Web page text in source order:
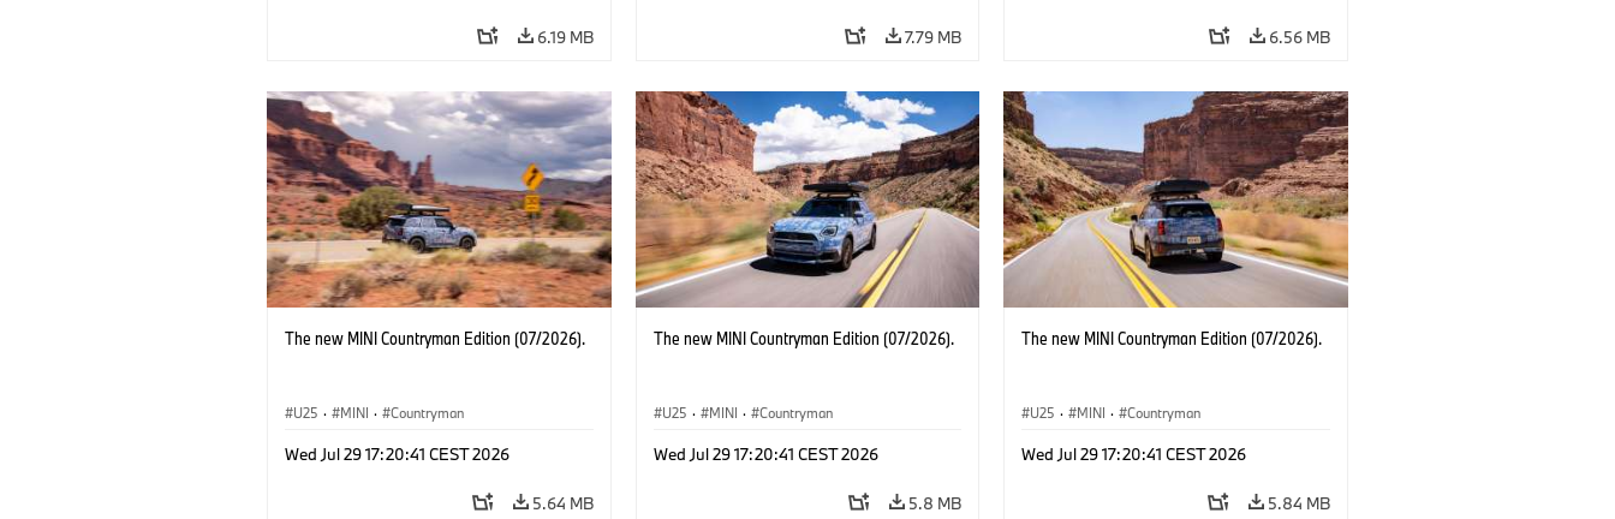
6.19 MB 7.79 MB 6.56 MB
The new MINI Countryman Edition (07/2026).
U25 · MINI · Countryman
Wed Jul 29 17:20:41 CEST 2026
5.64 MB
The new MINI Countryman Edition (07/2026).
U25 · MINI · Countryman
Wed Jul 29 17:20:41 CEST 2026
5.8 MB
The new MINI Countryman Edition (07/2026).
U25 · MINI · Countryman
Wed Jul 29 17:20:41 CEST 2026
5.84 MB